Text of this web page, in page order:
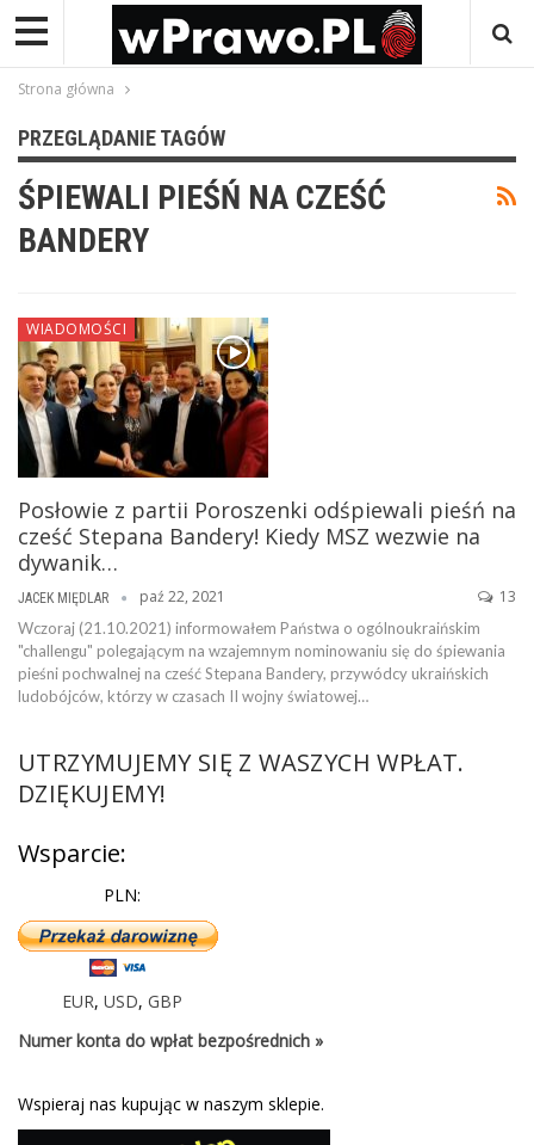
Strona główna
PRZEGLĄDANIE TAGÓW
ŚPIEWALI PIEŚŃ NA CZEŚĆ
BANDERY
WIADOMOŚCI
Posłowie z partii Poroszenki odśpiewali pieśń na
cześć Stepana Bandery! Kiedy MSZ wezwie na
dywanik…
JACEK MIĘDLAR paź 22, 2021 13
Wczoraj (21.10.2021) informowałem Państwa o ogólnoukraińskim
"challengu" polegającym na wzajemnym nominowaniu się do śpiewania
pieśni pochwalnej na cześć Stepana Bandery, przywódcy ukraińskich
ludobójców, którzy w czasach II wojny światowej…
UTRZYMUJEMY SIĘ Z WASZYCH WPŁAT.
DZIĘKUJEMY!
Wsparcie:
PLN:
EUR, USD, GBP
Numer konta do wpłat bezpośrednich »
Wspieraj nas kupując w naszym sklepie.